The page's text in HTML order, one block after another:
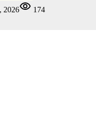
2026
174